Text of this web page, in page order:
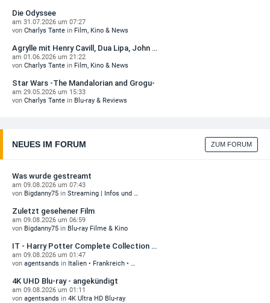
Die Odyssee
am 31.07.2026 um 07:27
von Charlys Tante in Film, Kino & News
Agrylle mit Henry Cavill, Dua Lipa, John …
am 01.06.2026 um 21:22
von Charlys Tante in Film, Kino & News
Star Wars -The Mandalorian and Grogu-
am 29.05.2026 um 15:33
von Charlys Tante in Blu-ray & Reviews
NEUES IM FORUM ZUM FORUM
Was wurde gestreamt
am 09.08.2026 um 07:43
von Bigdanny75 in Streaming | Infos und …
Zuletzt gesehener Film
am 09.08.2026 um 06:59
von Bigdanny75 in Blu-ray Filme & Kino
IT - Harry Potter Complete Collection …
am 09.08.2026 um 01:47
von agentsands in Italien • Frankreich • …
4K UHD Blu-ray - angekündigt
am 09.08.2026 um 01:11
von agentsands in 4K Ultra HD Blu-ray